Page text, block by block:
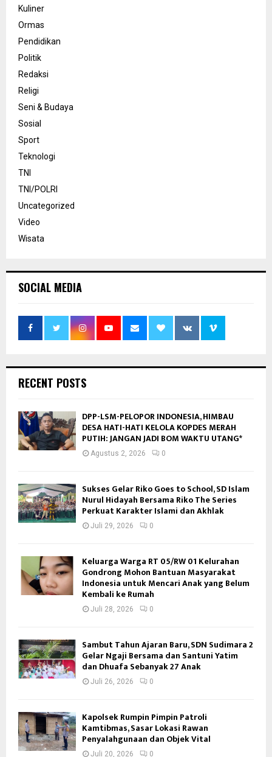
Kuliner
Ormas
Pendidikan
Politik
Redaksi
Religi
Seni & Budaya
Sosial
Sport
Teknologi
TNI
TNI/POLRI
Uncategorized
Video
Wisata
SOCIAL MEDIA
RECENT POSTS
DPP-LSM-PELOPOR INDONESIA, HIMBAU
DESA HATI-HATI KELOLA KOPDES MERAH
PUTIH: JANGAN JADI BOM WAKTU UTANG*
Agustus 2, 2026 0
Sukses Gelar Riko Goes to School, SD Islam
Nurul Hidayah Bersama Riko The Series
Perkuat Karakter Islami dan Akhlak
Juli 29, 2026 0
Keluarga Warga RT 05/RW 01 Kelurahan
Gondrong Mohon Bantuan Masyarakat
Indonesia untuk Mencari Anak yang Belum
Kembali ke Rumah
Juli 28, 2026 0
Sambut Tahun Ajaran Baru, SDN Sudimara 2
Gelar Ngaji Bersama dan Santuni Yatim
dan Dhuafa Sebanyak 27 Anak
Juli 26, 2026 0
Kapolsek Rumpin Pimpin Patroli
Kamtibmas, Sasar Lokasi Rawan
Penyalahgunaan dan Objek Vital
Juli 20, 2026 0